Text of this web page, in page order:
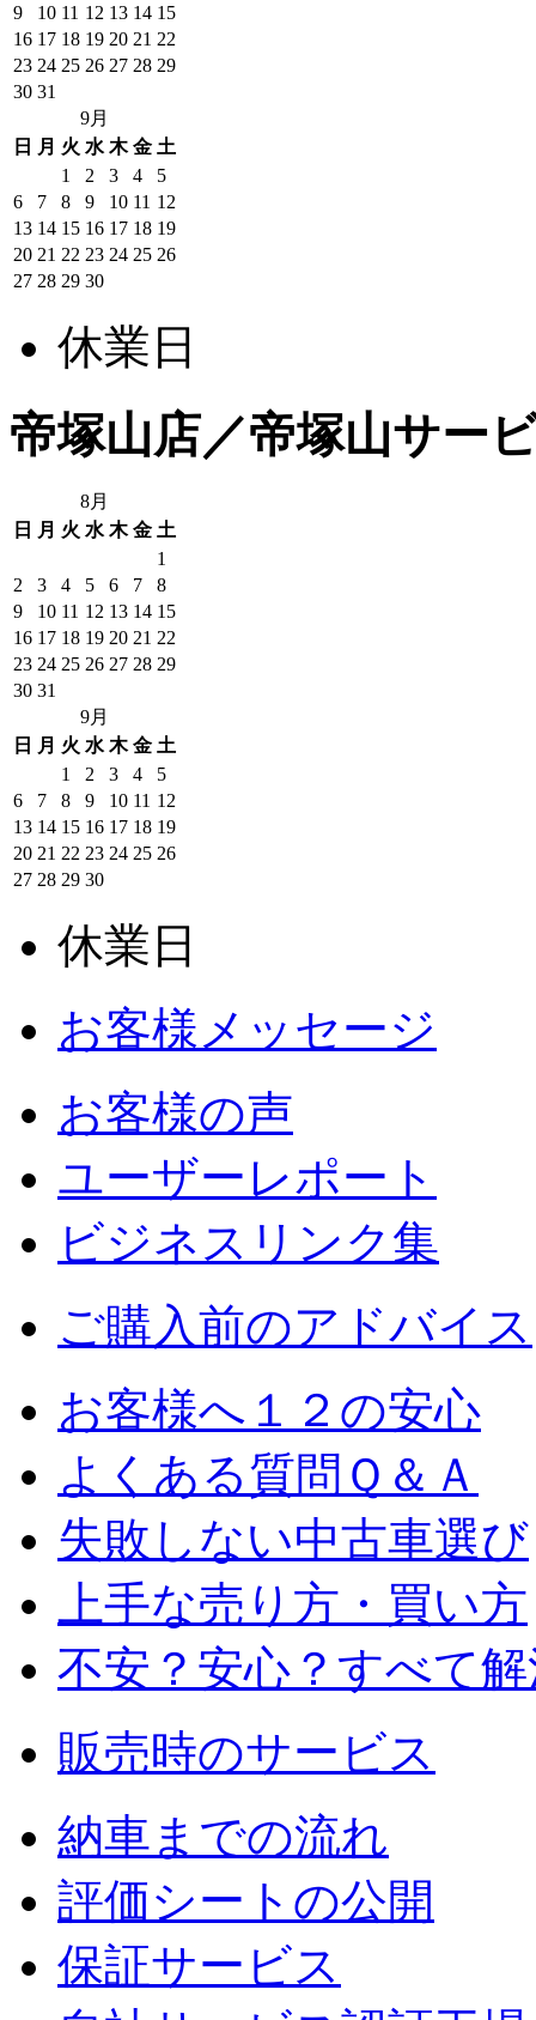
9
10 11 12 13 14 15
16 17 18 19 20 21 22
23 24 25 26 27 28 29
30 31
9月
日
月 火 水 木 金 土
1
2 3 4
5
6
7 8 9 10 11 12
13 14 15 16 17 18 19
20 21 22 23 24 25 26
27 28 29 30
休業日
帝塚山店／帝塚山サー
8月
日
月 火 水 木 金 土
1
2
3 4 5 6 7
8
9
10 11 12 13 14 15
16 17 18 19 20 21 22
23 24 25 26 27 28 29
30 31
9月
日
月 火 水 木 金 土
1
2 3 4
5
6
7 8 9 10 11 12
13 14 15 16 17 18 19
20 21 22 23 24 25 26
27 28 29 30
休業日
お客様メッセージ
お客様の声
ユーザーレポート
ビジネスリンク集
ご購入前のアドバイス
お客様へ１２の安心
よくある質問Ｑ＆Ａ
失敗しない中古車選び
上手な売り方・買い方
不安？安心？すべて
販売時のサービス
納車までの流れ
評価シートの公開
保証サービス